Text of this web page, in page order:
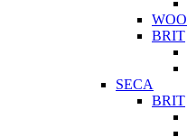
BRIT
SECA
BRIT